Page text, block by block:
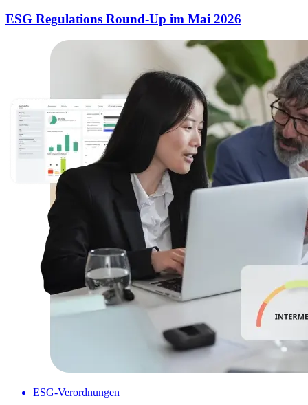
ESG Regulations Round-Up im Mai 2026
ESG-Verordnungen